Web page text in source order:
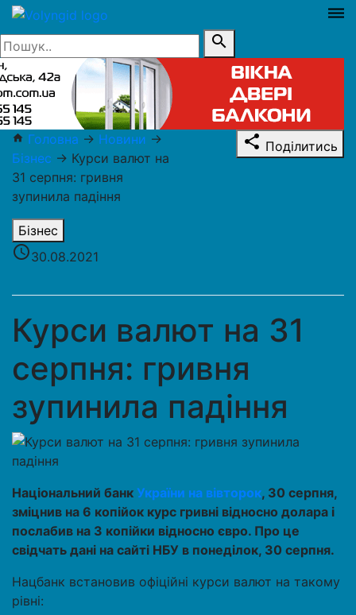
dehaze
search
home Головна → Новини →
Бізнес → Курси валют на
31 серпня: гривня
зупинила падіння
Бізнес
access_time30.08.2021
share Поділитись
Курси валют на 31
серпня: гривня
зупинила падіння
Національний банк України на вівторок, 30 серпня,
зміцнив на 6 копійок курс гривні відносно долара і
послабив на 3 копійки відносно євро. Про це
свідчать дані на сайті НБУ в понеділок, 30 серпня.
Нацбанк встановив офіційні курси валют на такому
рівні: